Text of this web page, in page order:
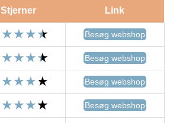
Stjerner Link
Besøg webshop
Besøg webshop
Besøg webshop
Besøg webshop